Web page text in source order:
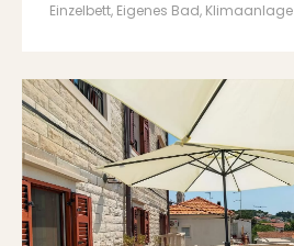
Einzelbett, Eigenes Bad, Klimaanlage